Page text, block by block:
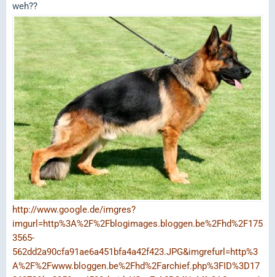
weh??
http://www.google.de/imgres?
imgurl=http%3A%2F%2Fblogimages.bloggen.be%2Fhd%2F175
3565-
562dd2a90cfa91ae6a451bfa4a42f423.JPG&imgrefurl=http%3
A%2F%2Fwww.bloggen.be%2Fhd%2Farchief.php%3FID%3D17